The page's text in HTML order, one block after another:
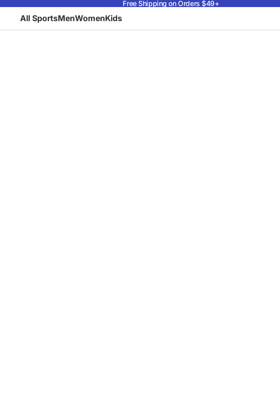
Free Shipping on Orders $49+
All SportsMenWomenKids